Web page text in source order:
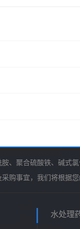
、聚合硫酸铁、碱式
购事宜，我们将根据您
水处理